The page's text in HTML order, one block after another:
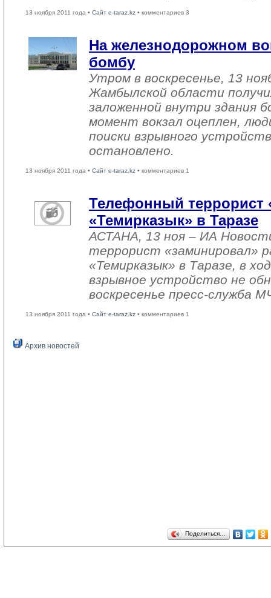
13 ноября 2011 года • Сайт e-taraz.kz • комментариев 3
На железнодорожном
бомбу
Утром в воскресенье, 13
Жамбылской области
заложенной внутри здания
момент вокзал оцеплен,
поиски взрывного
остановлено.
13 ноября 2011 года • Сайт e-taraz.kz • комментариев 1
Телефонный террорист
«Темирказык» в Таразе
АСТАНА, 13 ноя – ИА
террорист «заминировал»
«Темирказык» в Таразе, в
взрывное устройство не
воскресенье пресс-служба
13 ноября 2011 года • Сайт e-taraz.kz • комментариев 1
Архив новостей
Поделиться…